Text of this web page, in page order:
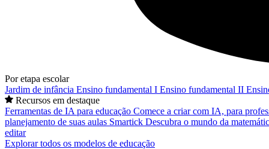
Por etapa escolar
Jardim de infância Ensino fundamental I Ensino fundamental II
Recursos em destaque
Ferramentas de IA para educação Comece a criar com IA, para
planejamento de suas aulas Smartick Descubra o mundo da
editar
Explorar todos os modelos de educação